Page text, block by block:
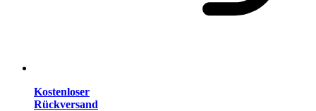
Kostenloser
Rückversand